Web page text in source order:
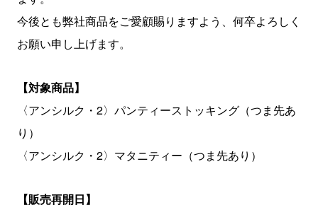
今後とも弊社商品をご愛顧賜りますよう、何卒よろしく
お願い申し上げます。
【対象商品】
〈アンシルク・2〉パンティーストッキング（つま先あ
り）
〈アンシルク・2〉マタニティー（つま先あり）
【販売再開日】